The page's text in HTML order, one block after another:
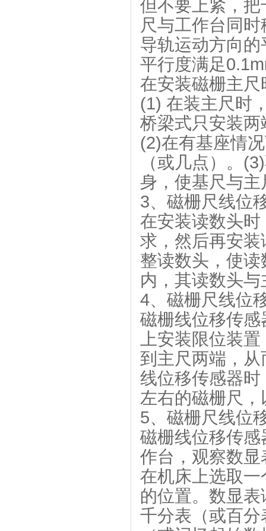
但不要上紧，
尺与工作台同
导轨运动方向
平行度满足
在安装磁栅主
(1) 在装主尺时
桥梁式只安装
(2)在有基座情
（或几点）。
身，使基尺与
3、磁栅尺线位
在安装读数头
求，然后再安
整读数头，使
内，其读数头
4、磁栅尺线位
磁栅线位移传
上安装限位装
到主尺两端，
线位移传感器
左右的磁栅尺
5、磁栅尺线位
磁栅线位移传
作台，观察数
在机床上选取
的位置。数显
千分表（或百